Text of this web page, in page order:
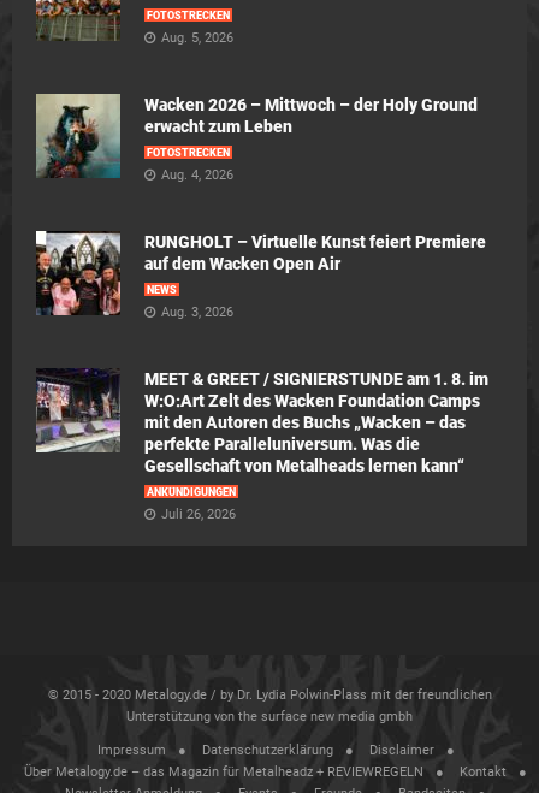
FOTOSTRECKEN
Aug. 5, 2026
Wacken 2026 – Mittwoch – der Holy Ground
erwacht zum Leben
FOTOSTRECKEN
Aug. 4, 2026
RUNGHOLT – Virtuelle Kunst feiert Premiere
auf dem Wacken Open Air
NEWS
Aug. 3, 2026
MEET & GREET / SIGNIERSTUNDE am 1. 8. im
W:O:Art Zelt des Wacken Foundation Camps
mit den Autoren des Buchs „Wacken – das
perfekte Paralleluniversum. Was die
Gesellschaft von Metalheads lernen kann“
ANKÜNDIGUNGEN
Juli 26, 2026
© 2015 - 2020 Metalogy.de / by Dr. Lydia Polwin-Plass mit der freundlichen
Unterstützung von the surface new media gmbh
Impressum Datenschutzerklärung
Disclaimer
Über Metalogy.de – das Magazin für Metalheadz + REVIEWREGELN
Kontakt